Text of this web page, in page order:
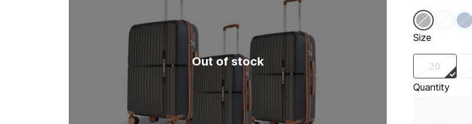
Out of stock
Size
20
Quantity